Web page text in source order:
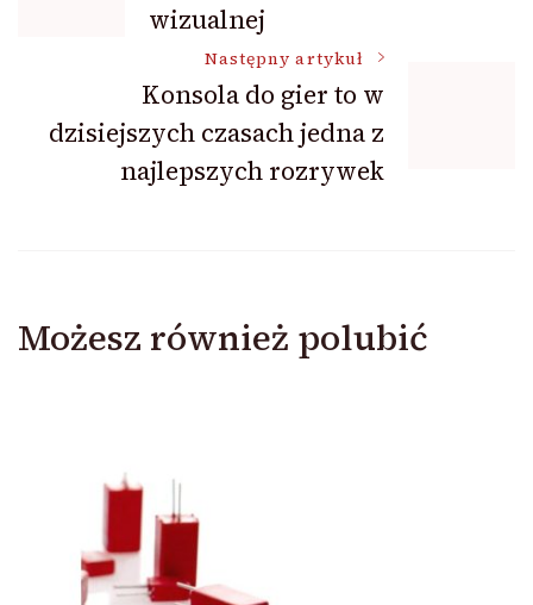
wpisuwizualnej
Następny artykuł
Konsola do gier to w
dzisiejszych czasach jedna z
najlepszych rozrywek
Możesz również polubić